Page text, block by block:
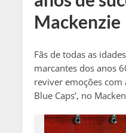
Mackenzie
Fãs de todas as
marcantes dos anos
reviver emoções com
Blue Caps’, no